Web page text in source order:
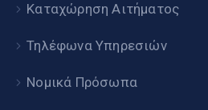
Καταχώρηση Αιτήματος
Τηλέφωνα Υπηρεσιών
Νομικά Πρόσωπα